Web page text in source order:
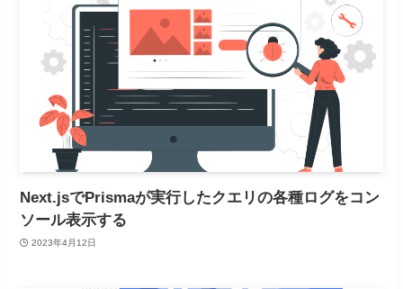
Next.jsでPrismaが実行したクエリの各種ログをコン
ソール表示する
2023年4月12日